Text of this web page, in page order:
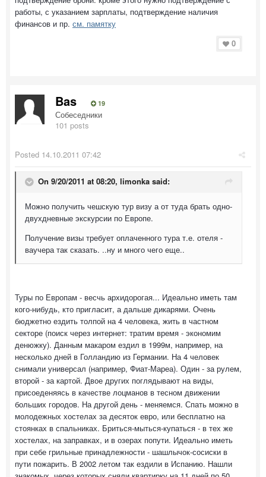
работы, с указанием зарплаты, подтверждение наличия
финансов и пр. см. памятку
0
Bas 19
Собеседники
101 posts
Posted 14.10.2011 07:42
On 9/20/2011 at 08:20, limonka said:
Можно получить чешскую тур визу а от туда брать одно-
двухдневные экскурсии по Европе.
Получение визы требует оплаченного тура т.е. отеля -
ваучера так сказать. ..ну и много чего еще..
Туры по Европам - весчь архидорогая... Идеально иметь там
кого-нибудь, кто пригласит, а дальше дикарями. Очень
бюджетно ездить толпой на 4 человека, жить в частном
секторе (поиск через интернет: тратим время - экономим
денюжку). Данным макаром ездил в 1999м, например, на
несколько дней в Голландию из Германии. На 4 человек
снимали универсал (например, Фиат-Мареа). Один - за рулем,
второй - за картой. Двое других поглядывают на виды,
присоеденяясь в качестве лоцманов в тесном движении
больших городов. На другой день - меняемся. Спать можно в
молодежных хостелах за десяток евро, или бесплатно на
стоянках в спальниках. Бриться-мыться-купаться - в тех же
хостелах, на заправках, и в озерах попути. Идеально иметь
при себе грильные принадлежности - шашлычок-сосиски в
пути пожарить. В 2002 летом так ездили в Испанию. Нашли